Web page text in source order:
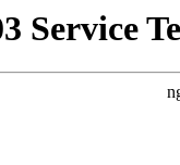
Service